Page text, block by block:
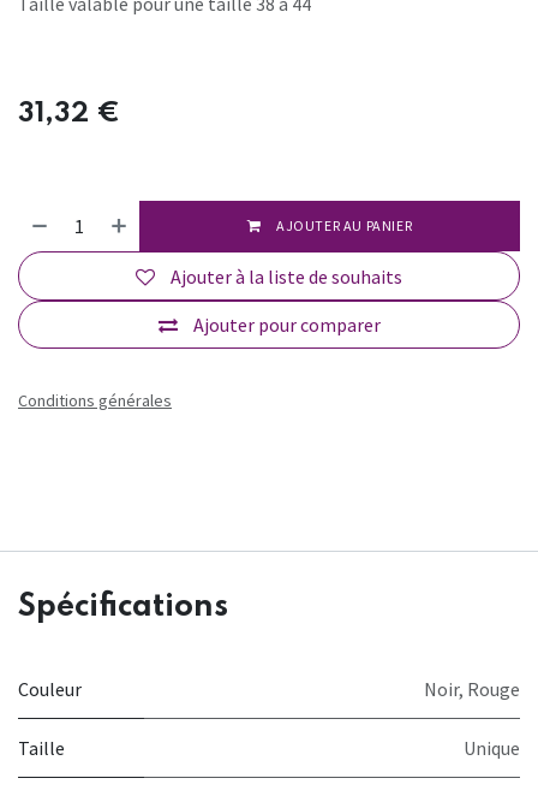
31,32 €
AJOUTER AU PANIER
Ajouter pour comparer
Ajouter à la liste de souhaits
Conditions générales
Spécifications
Couleur Noir, Rouge
Taille Unique